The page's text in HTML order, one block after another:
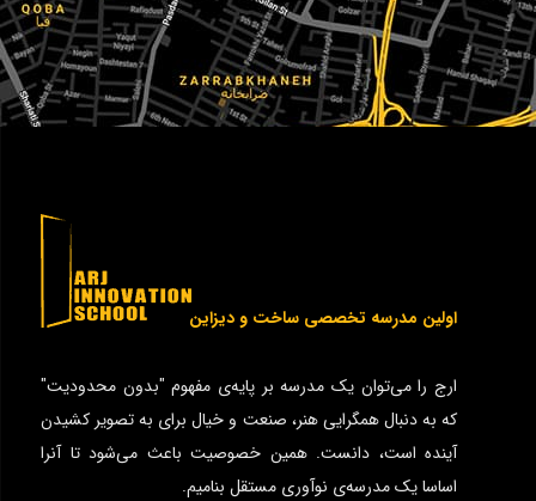
اولین مدرسه تخصصی ساخت و دیزاین
ارج را می‌توان یک مدرسه بر پایه‌ی مفهوم "بدون محدودیت"
که به دنبال همگرایی هنر، صنعت و خیال برای به تصویر کشیدن
آینده است، دانست. همین خصوصیت باعث می‌شود تا آنرا
اساسا یک مدرسه‌ی نوآوری مستقل بنامیم.